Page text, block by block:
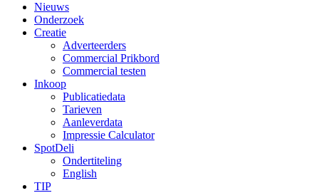
Nieuws
Onderzoek
Creatie
Adverteerders
Commercial Prikbord
Commercial testen
Inkoop
Publicatiedata
Tarieven
Aanleverdata
Impressie Calculator
SpotDeli
Ondertiteling
English
TIP